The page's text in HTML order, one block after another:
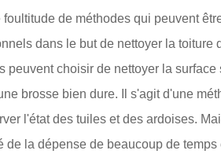
foultitude de méthodes qui peuvent
dans le but de nettoyer la toiture
peuvent choisir de nettoyer la
brosse bien dure. Il s'agit d'une
l'état des tuiles et des ardoises.
de la dépense de beaucoup de